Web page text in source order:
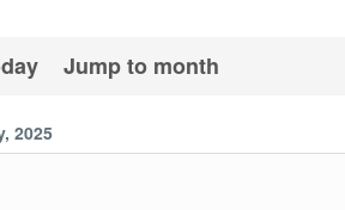
Jump to month
2025